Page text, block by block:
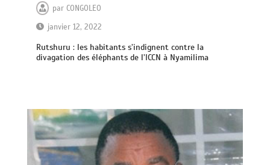
parCONGOLEO
janvier 12, 2022
Rutshuru : les habitants s’indignent contre la
divagation des éléphants de l’ICCN à Nyamilima